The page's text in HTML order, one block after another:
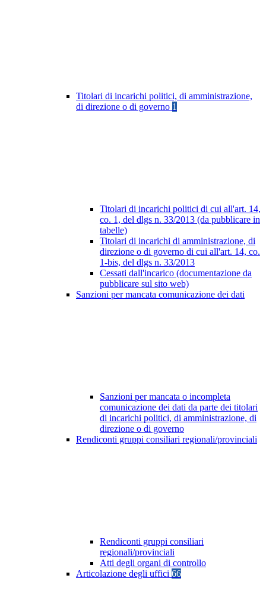
Titolari di incarichi politici, di amministrazione,
di direzione o di governo 1
Titolari di incarichi politici di cui all'art. 14,
co. 1, del dlgs n. 33/2013 (da pubblicare in
tabelle)
Titolari di incarichi di amministrazione, di
direzione o di governo di cui all'art. 14, co.
1-bis, del dlgs n. 33/2013
Cessati dall'incarico (documentazione da
pubblicare sul sito web)
Sanzioni per mancata comunicazione dei dati
Sanzioni per mancata o incompleta
comunicazione dei dati da parte dei titolari
di incarichi politici, di amministrazione, di
direzione o di governo
Rendiconti gruppi consiliari regionali/provinciali
Rendiconti gruppi consiliari
regionali/provinciali
Atti degli organi di controllo
Articolazione degli uffici 66